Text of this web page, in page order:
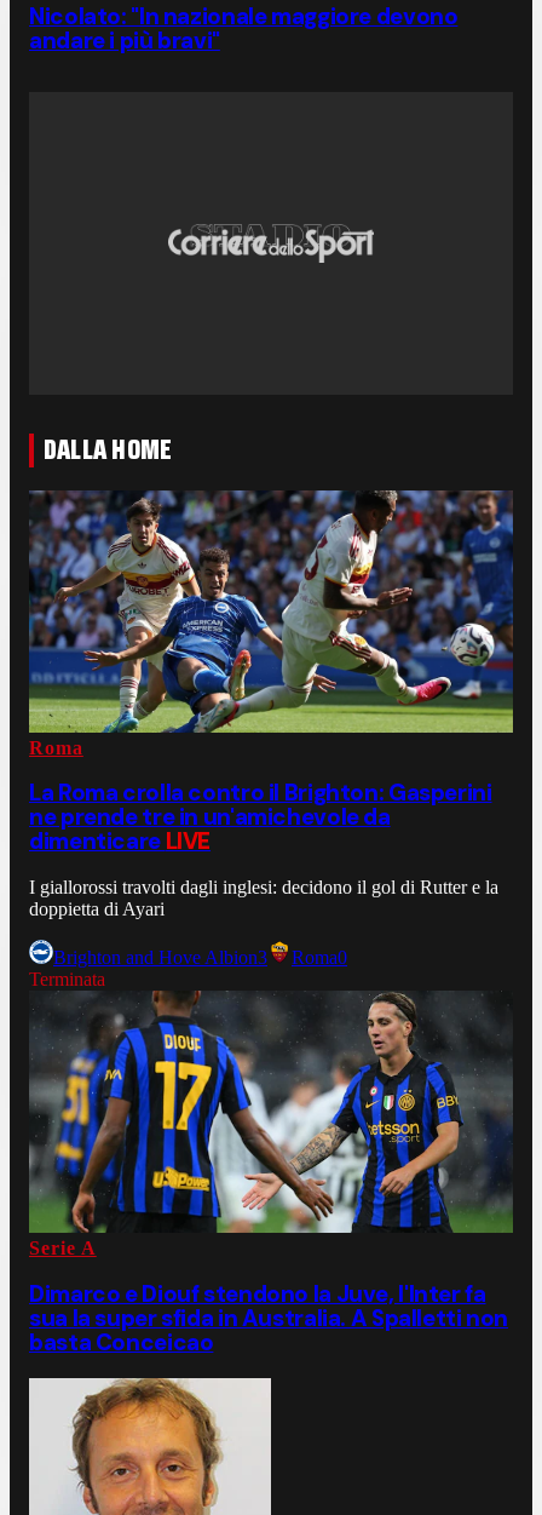
Nicolato: "In nazionale maggiore devono
andare i più bravi"
DALLA HOME
Roma
La Roma crolla contro il Brighton: Gasperini
ne prende tre in un'amichevole da
dimenticare LIVE
I giallorossi travolti dagli inglesi: decidono il gol di Rutter e la
doppietta di Ayari
Brighton and Hove Albion3 Roma0
Terminata
Serie A
Dimarco e Diouf stendono la Juve, l'Inter fa
sua la super sfida in Australia. A Spalletti non
basta Conceicao